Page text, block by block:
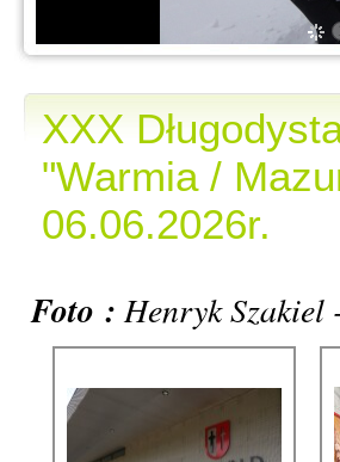
XXX
"Warmia /
06.06.2026r.
Foto :Henryk Szakiel